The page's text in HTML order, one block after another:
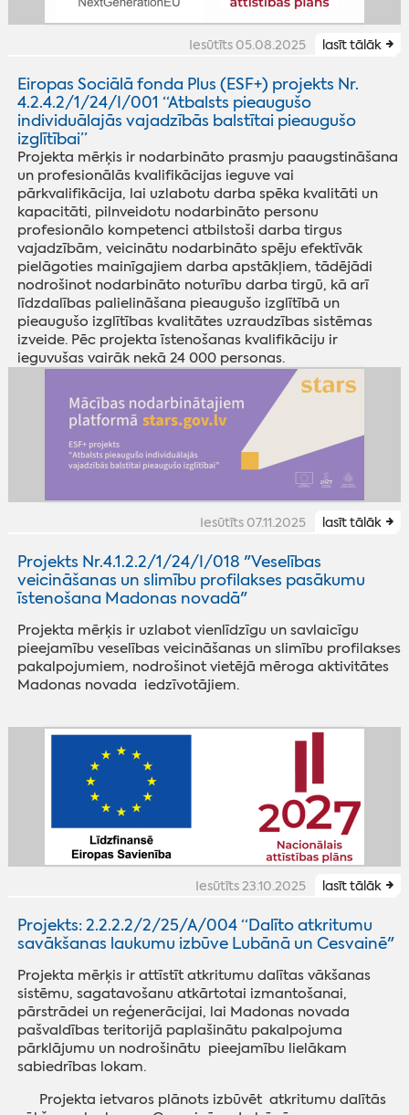
Iesūtīts 05.08.2025 lasīt tālāk
Eiropas Sociālā fonda Plus (ESF+) projekts Nr.
4.2.4.2/1/24/I/001 “Atbalsts pieaugušo
individuālajās vajadzībās balstītai pieaugušo
izglītībai”
Projekta mērķis ir nodarbināto prasmju paaugstināšana
un profesionālās kvalifikācijas ieguve vai
pārkvalifikācija, lai uzlabotu darba spēka kvalitāti un
kapacitāti, pilnveidotu nodarbināto personu
profesionālo kompetenci atbilstoši darba tirgus
vajadzībām, veicinātu nodarbināto spēju efektīvāk
pielāgoties mainīgajiem darba apstākļiem, tādējādi
nodrošinot nodarbināto noturību darba tirgū, kā arī
līdzdalības palielināšana pieaugušo izglītībā un
pieaugušo izglītības kvalitātes uzraudzības sistēmas
izveide. Pēc projekta īstenošanas kvalifikāciju ir
ieguvušas vairāk nekā 24 000 personas.
Iesūtīts 07.11.2025 lasīt tālāk
Projekts Nr.4.1.2.2/1/24/I/018 "Veselības
veicināšanas un slimību profilakses pasākumu
īstenošana Madonas novadā"
Projekta mērķis ir uzlabot vienlīdzīgu un savlaicīgu
pieejamību veselības veicināšanas un slimību profilakses
pakalpojumiem, nodrošinot vietējā mēroga aktivitātes
Madonas novada iedzīvotājiem.
Iesūtīts 23.10.2025 lasīt tālāk
Projekts: 2.2.2.2/2/25/A/004 “Dalīto atkritumu
savākšanas laukumu izbūve Lubānā un Cesvainē"
Projekta mērķis ir attīstīt atkritumu dalītas vākšanas
sistēmu, sagatavošanu atkārtotai izmantošanai,
pārstrādei un reģenerācijai, lai Madonas novada
pašvaldības teritorijā paplašinātu pakalpojuma
pārklājumu un nodrošinātu pieejamību lielākam
sabiedrības lokam.
Projekta ietvaros plānots izbūvēt atkritumu dalītās